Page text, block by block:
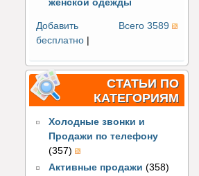
женской одежды
Всего 3589
Добавить
бесплатно |
СТАТЬИ ПО
КАТЕГОРИЯМ
Холодные звонки и
Продажи по телефону
(357)
Активные продажи (358)